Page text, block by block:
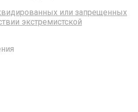
или запрещенных
экстремистской